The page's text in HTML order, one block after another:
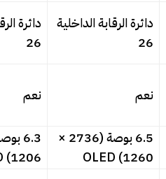
دائرة الرقابة الداخلية
26
دائرة
26
نعم نعم
6.5 بوصة (2736 ×
1260) OLED
1206) OLED